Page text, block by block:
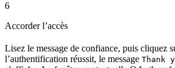
6
Accorder l’accès
Lisez le message de confiance, puis cliquez
l’authentification réussit, le message Thank